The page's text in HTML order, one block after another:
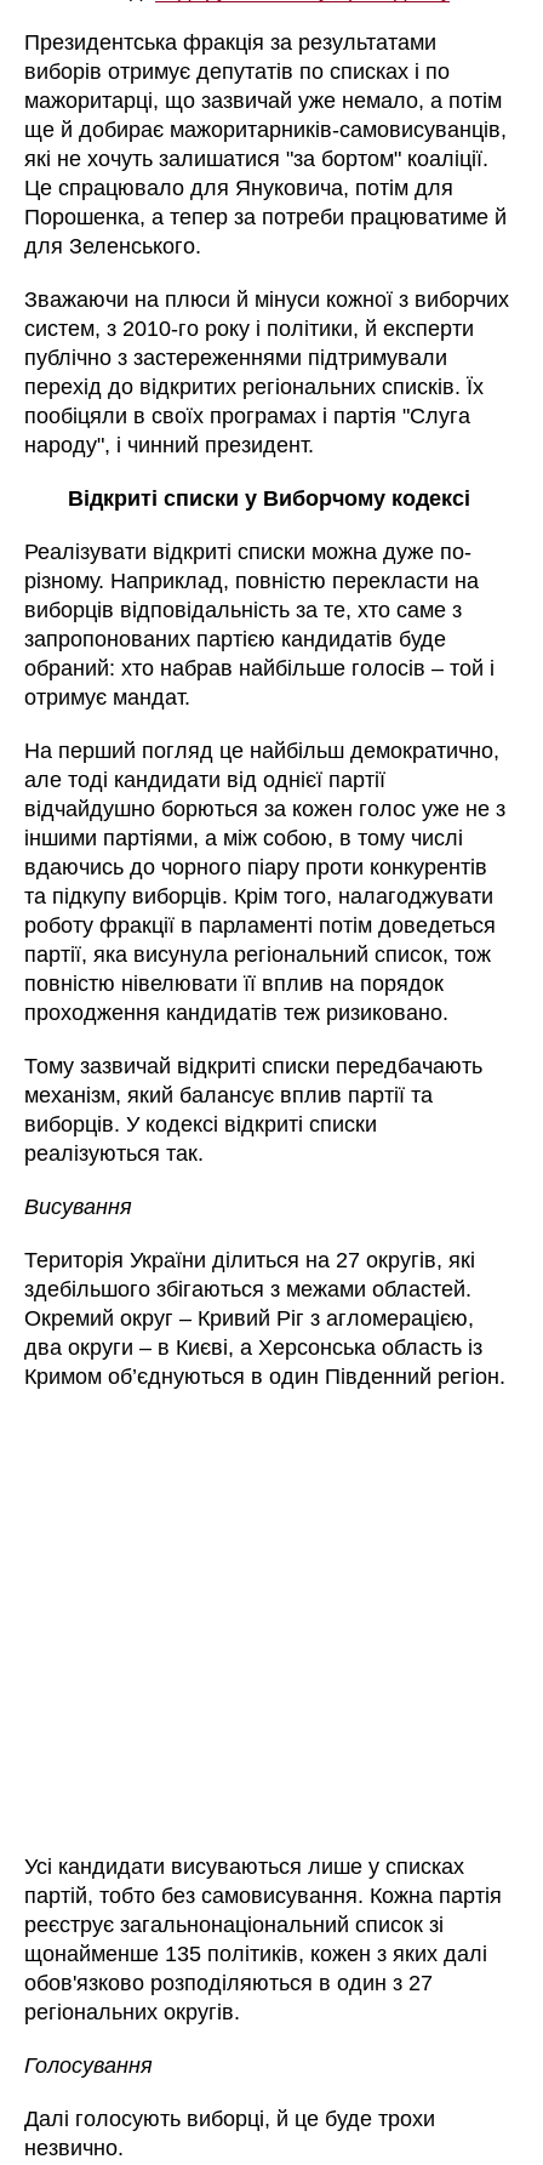
Президентська фракція за результатами
виборів отримує депутатів по списках і по
мажоритарці, що зазвичай уже немало, а потім
ще й добирає мажоритарників-самовисуванців,
які не хочуть залишатися "за бортом" коаліції.
Це спрацювало для Януковича, потім для
Порошенка, а тепер за потреби працюватиме й
для Зеленського.
Зважаючи на плюси й мінуси кожної з виборчих
систем, з 2010-го року і політики, й експерти
публічно з застереженнями підтримували
перехід до відкритих регіональних списків. Їх
пообіцяли в своїх програмах і партія "Слуга
народу", і чинний президент.
Відкриті списки у Виборчому кодексі
Реалізувати відкриті списки можна дуже по-
різному. Наприклад, повністю перекласти на
виборців відповідальність за те, хто саме з
запропонованих партією кандидатів буде
обраний: хто набрав найбільше голосів – той і
отримує мандат.
На перший погляд це найбільш демократично,
але тоді кандидати від однієї партії
відчайдушно борються за кожен голос уже не з
іншими партіями, а між собою, в тому числі
вдаючись до чорного піару проти конкурентів
та підкупу виборців. Крім того, налагоджувати
роботу фракції в парламенті потім доведеться
партії, яка висунула регіональний список, тож
повністю нівелювати її вплив на порядок
проходження кандидатів теж ризиковано.
Тому зазвичай відкриті списки передбачають
механізм, який балансує вплив партії та
виборців. У кодексі відкриті списки
реалізуються так.
Висування
Територія України ділиться на 27 округів, які
здебільшого збігаються з межами областей.
Окремий округ – Кривий Ріг з агломерацією,
два округи – в Києві, а Херсонська область із
Кримом об’єднуються в один Південний регіон.
Усі кандидати висуваються лише у списках
партій, тобто без самовисування. Кожна партія
реєструє загальнонаціональний список зі
щонайменше 135 політиків, кожен з яких далі
обов'язково розподіляються в один з 27
регіональних округів.
Голосування
Далі голосують виборці, й це буде трохи
незвично.